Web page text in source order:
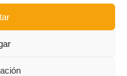
consolidación del fútbol y del